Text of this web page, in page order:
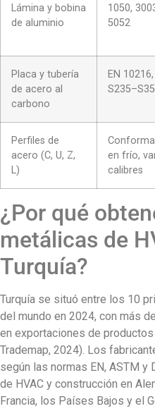
Lámina y bobina
de aluminio
1050,
5052
Placa y tubería
de acero al
carbono
EN 10216,
Perfiles de
acero (C, U, Z,
L)
en frío,
calibres
¿Por qué
metálicas de
Turquía?
Turquía se situó entre los 10
del mundo en 2024, con más
en exportaciones de
Trademap, 2024). Los
según las normas EN, ASTM
de HVAC y construcción en
Francia, los Países Bajos y el